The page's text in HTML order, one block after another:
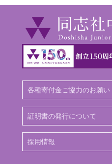
各種寄付金ご協力のお願い
証明書の発行について
採用情報